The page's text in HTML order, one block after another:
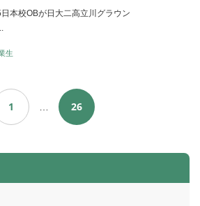
本校OBが日大二高立川グラウン
生
1 26